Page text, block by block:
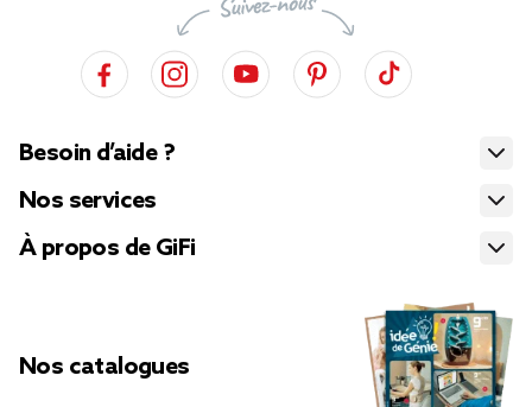
Besoin d’aide ?
Nos services
À propos de GiFi
Nos catalogues